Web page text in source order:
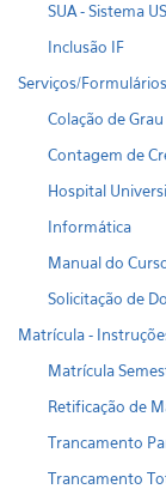
SUA - Sistema
Inclusão IF
Serviços/Formulários
Colação de Grau
Contagem de
Hospital
Informática
Manual do
Solicitação de
Matrícula -
Matrícula
Retificação de
Trancamento
Trancamento